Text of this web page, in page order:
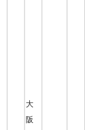
大
阪